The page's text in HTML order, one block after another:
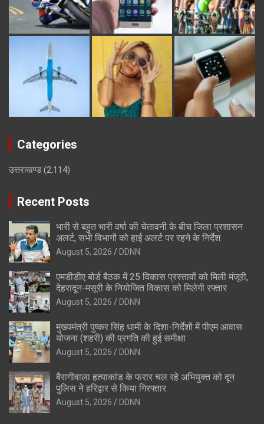
Categories
उत्तराखण्ड(2,114)
Recent Posts
भारी से बहुत भारी वर्षा की चेतावनी के बीच जिला प्रशासन
अलर्ट, सभी विभागों को हाई अलर्ट पर रहने के निर्देश
August 5, 2026 DDNN
एमडीडीए बोर्ड बैठक में 25 विकास प्रस्तावों को मिली मंजूरी,
देहरादून-मसूरी के नियोजित विकास को मिलेगी रफ्तार
August 5, 2026 DDNN
मुख्यमंत्री पुष्कर सिंह धामी के दिशा-निर्देशों में पीएम आवास
योजना (शहरी) की प्रगति की हुई समीक्षा
August 5, 2026 DDNN
बैरागीवाला हत्याकांड के फरार चल रहे अभियुक्त को दून
पुलिस ने हरिद्वार से किया गिरफ्तार
August 5, 2026 DDNN